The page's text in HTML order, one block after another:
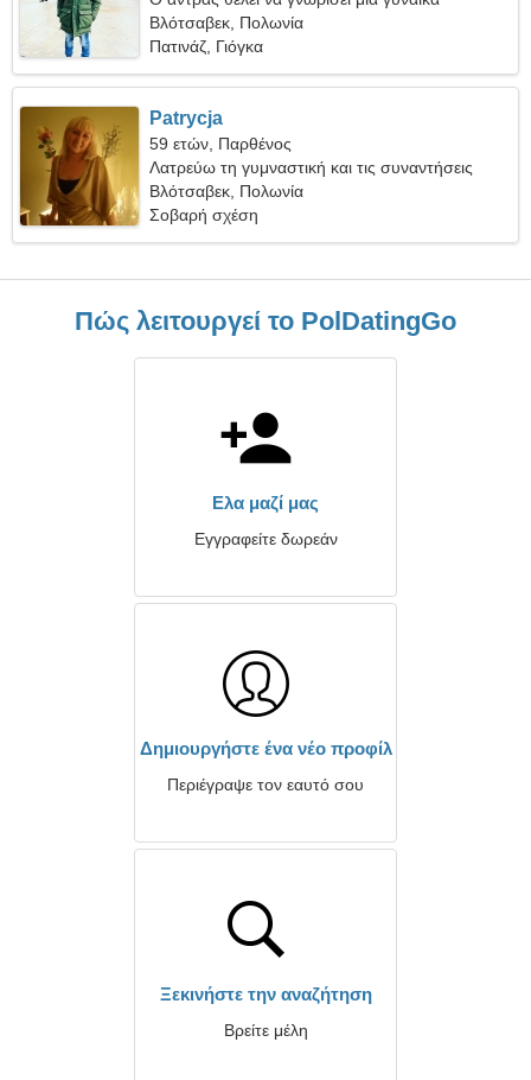
Βλότσαβεκ, Πολωνία
Πατινάζ, Γιόγκα
Patrycja
59 ετών, Παρθένος
Λατρεύω τη γυμναστική και τις συναντήσεις
Βλότσαβεκ, Πολωνία
Σοβαρή σχέση
Πώς λειτουργεί το PolDatingGo
Ελα μαζί μας
Εγγραφείτε δωρεάν
Δημιουργήστε ένα νέο προφίλ
Περιέγραψε τον εαυτό σου
Ξεκινήστε την αναζήτηση
Βρείτε μέλη